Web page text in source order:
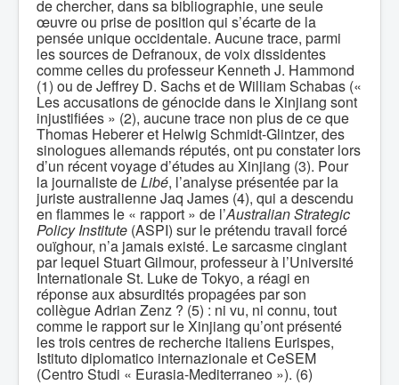
de chercher, dans sa bibliographie, une seule
œuvre ou prise de position qui s’écarte de la
pensée unique occidentale. Aucune trace, parmi
les sources de Defranoux, de voix dissidentes
comme celles du professeur Kenneth J. Hammond
(1) ou de Jeffrey D. Sachs et de William Schabas («
Les accusations de génocide dans le Xinjiang sont
injustifiées » (2), aucune trace non plus de ce que
Thomas Heberer et Helwig Schmidt-Glintzer, des
sinologues allemands réputés, ont pu constater lors
d’un récent voyage d’études au Xinjiang (3). Pour
la journaliste deLibé, l’analyse présentée par la
juriste australienne Jaq James (4), qui a descendu
en flammes le « rapport » de l’Australian Strategic
Policy Institute (ASPI) sur le prétendu travail forcé
ouïghour, n’a jamais existé. Le sarcasme cinglant
par lequel Stuart Gilmour, professeur à l’Université
Internationale St. Luke de Tokyo, a réagi en
réponse aux absurdités propagées par son
collègue Adrian Zenz ? (5) : ni vu, ni connu, tout
comme le rapport sur le Xinjiang qu’ont présenté
les trois centres de recherche italiens Eurispes,
Istituto diplomatico internazionale et CeSEM
(Centro Studi « Eurasia-Mediterraneo »). (6)